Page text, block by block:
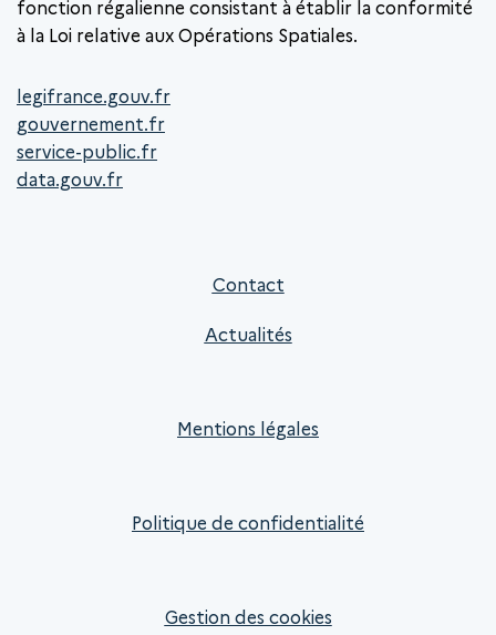
fonction régalienne consistant à établir la conformité
à la Loi relative aux Opérations Spatiales.
legifrance.gouv.fr
gouvernement.fr
service-public.fr
data.gouv.fr
Contact
Actualités
Mentions légales
Politique de confidentialité
Gestion des cookies